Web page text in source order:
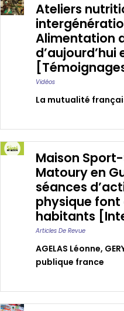
Ateliers
Alimentation
d’aujourd’hui
Vidéos
La mutualité
Maison
Matoury en
séances
physique font
habitants
Articles De Revue
AGELAS Léonne,
publique france